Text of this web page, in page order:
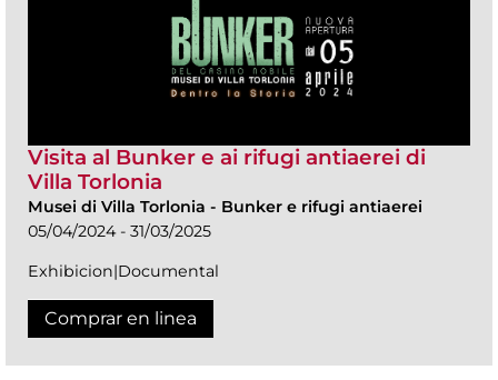
Visita al Bunker e ai rifugi antiaerei di
Villa Torlonia
Musei di Villa Torlonia - Bunker e rifugi antiaerei
05/04/2024 - 31/03/2025
Exhibicion|Documental
Comprar en linea